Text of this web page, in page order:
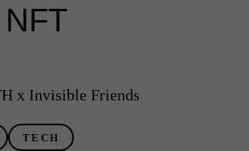
x Invisible Friends
TECH